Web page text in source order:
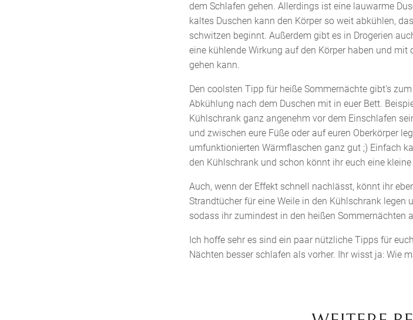
dem Schlafen gehen. Allerdings ist eine lauwarme
kaltes Duschen kann den Körper so weit abkühlen,
schwitzen beginnt. Außerdem gibt es in Drogerien
eine kühlende Wirkung auf den Körper haben und
gehen kann.
Den coolsten Tipp für heiße Sommernächte gibt's
Abkühlung nach dem Duschen mit in euer Bett.
Kühlschrank ganz angenehm vor dem Einschlafen
und zwischen eure Füße oder auf euren Oberkörper
umfunktionierten Wärmflaschen ganz gut ;) Einfach
den Kühlschrank und schon könnt ihr euch eine
Auch, wenn der Effekt schnell nachlässt, könnt ihr
Strandtücher für eine Weile in den Kühlschrank legen
sodass ihr zumindest in den heißen Sommernächten
Ich hoffe sehr es sind ein paar nützliche Tipps für
Nächten besser schlafen als vorher. Ihr wisst ja: Wie